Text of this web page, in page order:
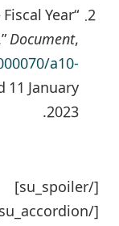
Year
Document,
a10-
11 January
2023.
[/su_spoiler]
[/su_accordion]